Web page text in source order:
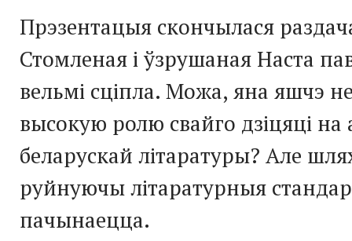
Прэзентацыя скончылася
Стомленая і ўзрушаная Наста
вельмі сціпла. Можа, яна яшчэ
высокую ролю свайго дзіцяці на
беларускай літаратуры? Але
руйнуючы літаратурныя
пачынаецца.